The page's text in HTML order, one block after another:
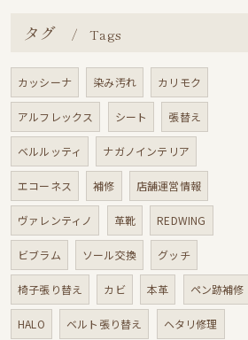
タグ Tags
カッシーナ 染み汚れ カリモク
アルフレックス シート 張替え
ベルルッティ ナガノインテリア
エコーネス 補修 店舗運営情報
ヴァレンティノ 革靴 REDWING
ビブラム ソール交換 グッチ
椅子張り替え カビ 本革 ペン跡補修
HALO ベルト張り替え ヘタリ修理